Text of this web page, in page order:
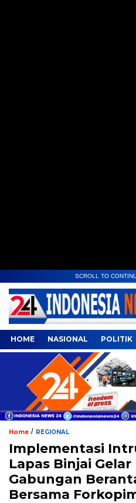
SCROLL TO
HOME NASIONAL POLITIK
Home / REGIONAL
Implementasi
Lapas Binjai Gelar
Gabungan
Bersama